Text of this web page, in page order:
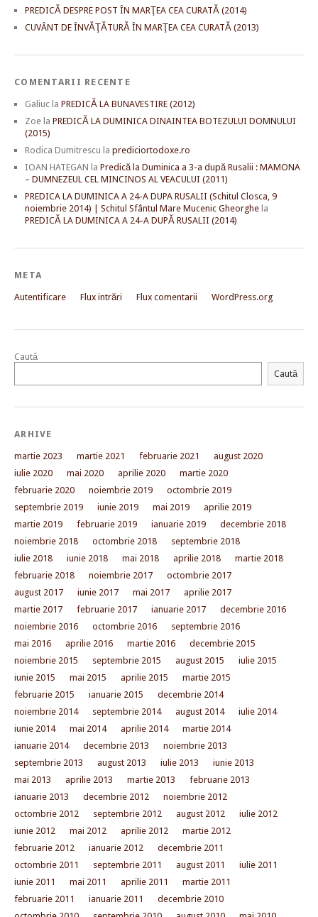
PREDICĂ DESPRE POST ÎN MARŢEA CEA CURATĂ (2014)
CUVÂNT DE ÎNVĂŢĂTURĂ ÎN MARŢEA CEA CURATĂ (2013)
COMENTARII RECENTE
Galiuc la PREDICĂ LA BUNAVESTIRE (2012)
Zoe la PREDICĂ LA DUMINICA DINAINTEA BOTEZULUI DOMNULUI
(2015)
Rodica Dumitrescu la prediciortodoxe.ro
IOAN HATEGAN la Predică la Duminica a 3-a după Rusalii : MAMONA
– DUMNEZEUL CEL MINCINOS AL VEACULUI (2011)
PREDICA LA DUMINICA A 24-A DUPA RUSALII (Schitul Closca, 9
noiembrie 2014) | Schitul Sfântul Mare Mucenic Gheorghe la
PREDICĂ LA DUMINICA A 24-A DUPĂ RUSALII (2014)
META
Autentificare Flux intrări Flux comentarii WordPress.org
Caută
Caută
ARHIVE
martie 2023 martie 2021 februarie 2021
august 2020
iulie 2020
mai 2020 aprilie 2020
martie 2020
februarie 2020
noiembrie 2019
octombrie 2019
septembrie 2019
iunie 2019 mai 2019
aprilie 2019
martie 2019
februarie 2019 ianuarie 2019
decembrie 2018
noiembrie 2018
octombrie 2018
septembrie 2018
iulie 2018
iunie 2018 mai 2018 aprilie 2018
martie 2018
februarie 2018
noiembrie 2017
octombrie 2017
august 2017
iunie 2017 mai 2017
aprilie 2017
martie 2017
februarie 2017 ianuarie 2017
decembrie 2016
noiembrie 2016
octombrie 2016
septembrie 2016
mai 2016
aprilie 2016 martie 2016
decembrie 2015
noiembrie 2015
septembrie 2015 august 2015
iulie 2015
iunie 2015
mai 2015 aprilie 2015
martie 2015
februarie 2015
ianuarie 2015
decembrie 2014
noiembrie 2014
septembrie 2014 august 2014
iulie 2014
iunie 2014
mai 2014 aprilie 2014
martie 2014
ianuarie 2014
decembrie 2013
noiembrie 2013
septembrie 2013
august 2013 iulie 2013
iunie 2013
mai 2013
aprilie 2013 martie 2013
februarie 2013
ianuarie 2013
decembrie 2012
noiembrie 2012
octombrie 2012
septembrie 2012 august 2012
iulie 2012
iunie 2012
mai 2012 aprilie 2012
martie 2012
februarie 2012
ianuarie 2012
decembrie 2011
octombrie 2011
septembrie 2011 august 2011
iulie 2011
iunie 2011
mai 2011 aprilie 2011
martie 2011
februarie 2011
ianuarie 2011
decembrie 2010